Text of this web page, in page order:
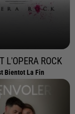
L'OPERA ROCK
Bientot La Fin